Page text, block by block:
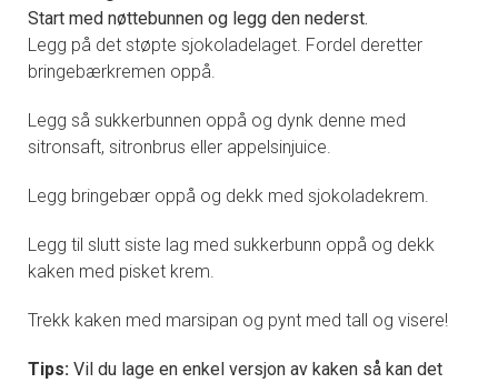
Start med nøttebunnen og legg den nederst.
Legg på det støpte sjokoladelaget. Fordel deretter
bringebærkremen oppå.
Legg så sukkerbunnen oppå og dynk denne med
sitronsaft, sitronbrus eller appelsinjuice.
Legg bringebær oppå og dekk med sjokoladekrem.
Legg til slutt siste lag med sukkerbunn oppå og dekk
kaken med pisket krem.
Trekk kaken med marsipan og pynt med tall og visere!
Tips: Vil du lage en enkel versjon av kaken så kan det